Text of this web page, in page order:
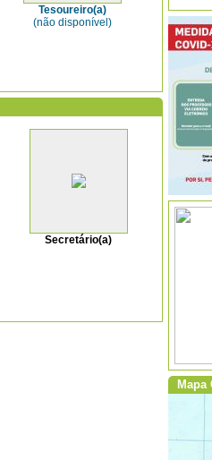
Tesoureiro(a)
(não disponível)
Secretário(a)
E
Mapa